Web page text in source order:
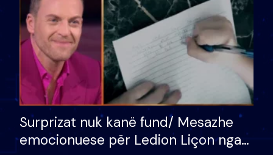
Surprizat nuk kanë fund/ Mesazhe
emocionuese për Ledion Liçon nga